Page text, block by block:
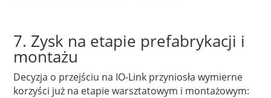
7. Zysk na etapie prefabrykacji i
montażu
Decyzja o przejściu na IO-Link przyniosła wymierne
korzyści już na etapie warsztatowym i montażowym: